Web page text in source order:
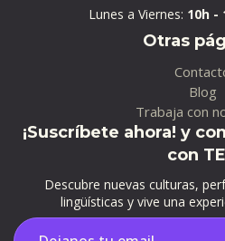
Lunes a Viernes: 10h -
Otras
Blog
Trabaja con
¡Suscríbete ahora! y
con
Descubre nuevas culturas,
lingüísticas y vive una